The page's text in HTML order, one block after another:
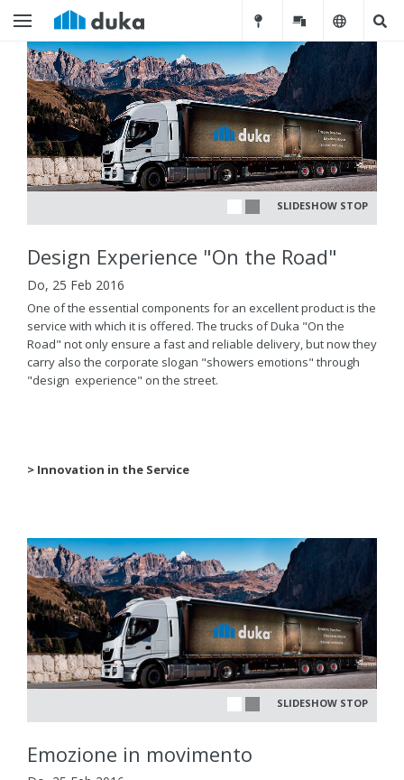
SLIDESHOW STOP
Design Experience "On the Road"
Do, 25 Feb 2016
One of the essential components for an excellent product is the
service with which it is offered. The trucks of Duka "On the
Road" not only ensure a fast and reliable delivery, but now they
carry also the corporate slogan "showers emotions" through
"design experience" on the street.
> Innovation in the Service
SLIDESHOW STOP
Emozione in movimento